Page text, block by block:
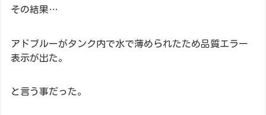
その結果…
アドブルーがタンク内で水で薄められたため品質エラー
表示が出た。
と言う事だった。